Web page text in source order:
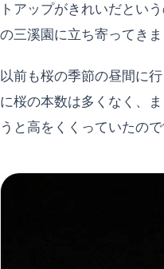
トアップがきれいだとい
の三溪園に立ち寄ってきま
以前も桜の季節の昼間に
に桜の本数は多くなく、
うと高をくくっていたの